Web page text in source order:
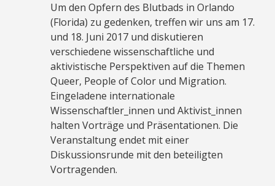
Um den Opfern des Blutbads in Orlando
(Florida) zu gedenken, treffen wir uns am 17.
und 18. Juni 2017 und diskutieren
verschiedene wissenschaftliche und
aktivistische Perspektiven auf die Themen
Queer, People of Color und Migration.
Eingeladene internationale
Wissenschaftler_innen und Aktivist_innen
halten Vorträge und Präsentationen. Die
Veranstaltung endet mit einer
Diskussionsrunde mit den beteiligten
Vortragenden.